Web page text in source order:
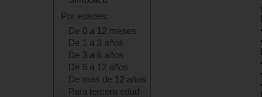
Por edades:
De 0 a 12 meses
De 1 a 3 años
De 3 a 6 años
De 6 a 12 años
De más de 12 años
Para tercera edad